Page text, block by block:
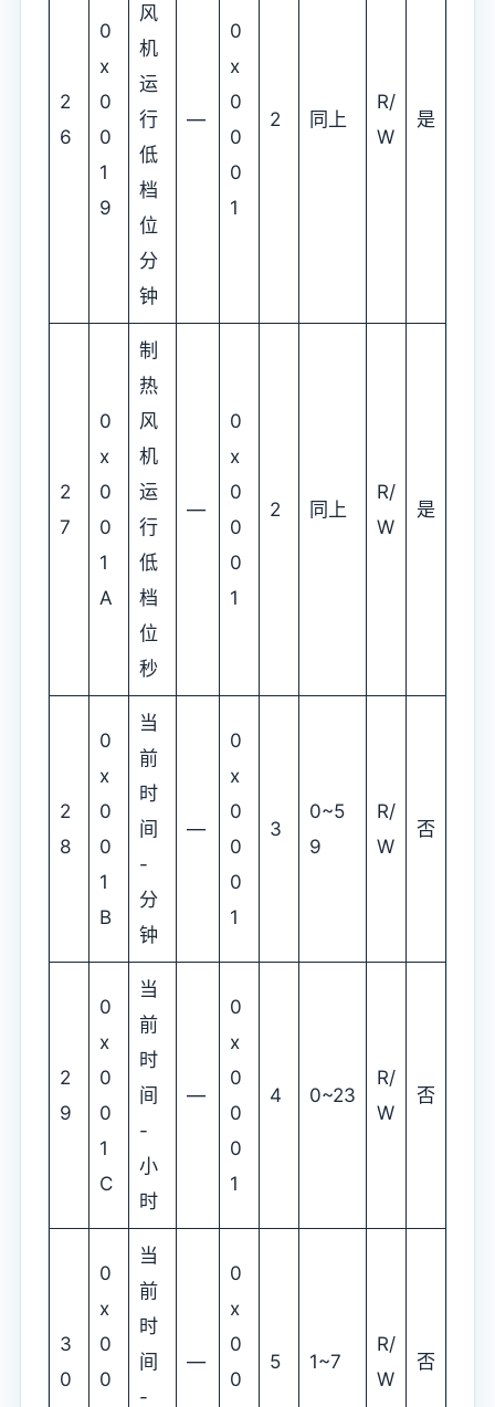
2
6
0
x
0
0
1
9
风
机
运
行
低
档
位
分
钟
—
0
x
0
0
0
1
2 同上
R/
W
是
2
7
0
x
0
0
1
A
制
热
风
机
运
行
低
档
位
秒
—
0
x
0
0
0
1
2 同上
R/
W
是
2
8
0
x
0
0
1
B
当
前
时
间
-
分
钟
—
0
x
0
0
0
1
3
0~5
9
R/
W
否
2
9
0
x
0
0
1
C
当
前
时
间
-
小
时
—
0
x
0
0
0
1
4 0~23
R/
W
否
3
0
0
x
0
0
当
前
时
间
-
—
0
x
0
0
5 1~7
R/
W
否